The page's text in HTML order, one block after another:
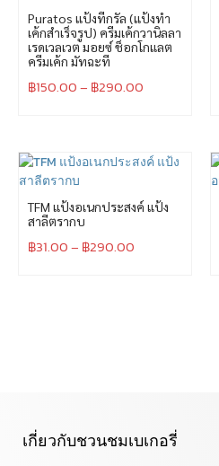
Puratos แป้งทีกรัล (แป้งทำ
เค้กสำเร็จรูป) ครีมเค้กวานิลลา
เรดเวลเวต มอยซ์ ช็อกโกแลต
ครีมเค้ก มัทฉะที
฿150.00– ฿290.00
TFM แป้งอเนกประสงค์ แป้ง
สาลีตรากบ
฿31.00– ฿290.00
เกี่ยวกับชวนชมเบเกอรี่